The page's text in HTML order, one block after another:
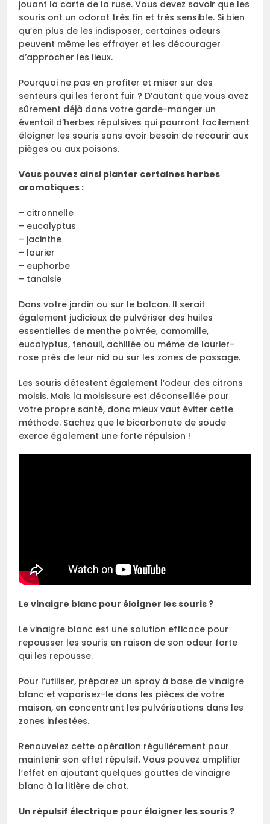
jouant la carte de la ruse. Vous devez savoir que les
souris ont un odorat très fin et très sensible. Si bien
qu’en plus de les indisposer, certaines odeurs
peuvent même les effrayer et les décourager
d’approcher les lieux.
Pourquoi ne pas en profiter et miser sur des
senteurs qui les feront fuir ? D’autant que vous avez
sûrement déjà dans votre garde-manger un
éventail d’herbes répulsives qui pourront facilement
éloigner les souris sans avoir besoin de recourir aux
pièges ou aux poisons.
Vous pouvez ainsi planter certaines herbes
aromatiques :
– citronnelle
– eucalyptus
– jacinthe
– laurier
– euphorbe
– tanaisie
Dans votre jardin ou sur le balcon. Il serait
également judicieux de pulvériser des huiles
essentielles de menthe poivrée, camomille,
eucalyptus, fenouil, achillée ou même de laurier-
rose près de leur nid ou sur les zones de passage.
Les souris détestent également l’odeur des citrons
moisis. Mais la moisissure est déconseillée pour
votre propre santé, donc mieux vaut éviter cette
méthode. Sachez que le bicarbonate de soude
exerce également une forte répulsion !
Le vinaigre blanc pour éloigner les souris ?
Le vinaigre blanc est une solution efficace pour
repousser les souris en raison de son odeur forte
qui les repousse.
Pour l’utiliser, préparez un spray à base de vinaigre
blanc et vaporisez-le dans les pièces de votre
maison, en concentrant les pulvérisations dans les
zones infestées.
Renouvelez cette opération régulièrement pour
maintenir son effet répulsif. Vous pouvez amplifier
l’effet en ajoutant quelques gouttes de vinaigre
blanc à la litière de chat.
Un répulsif électrique pour éloigner les souris ?